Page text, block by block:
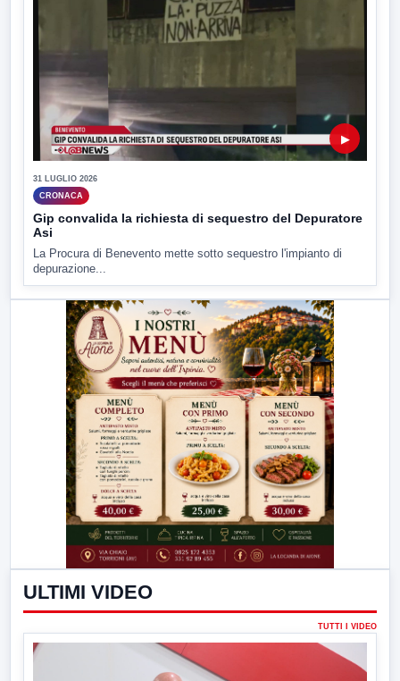
▶
31 LUGLIO 2026
CRONACA
Gip convalida la richiesta di sequestro del Depuratore
Asi
La Procura di Benevento mette sotto sequestro l'impianto di
depurazione...
ULTIMI VIDEO
TUTTI I VIDEO